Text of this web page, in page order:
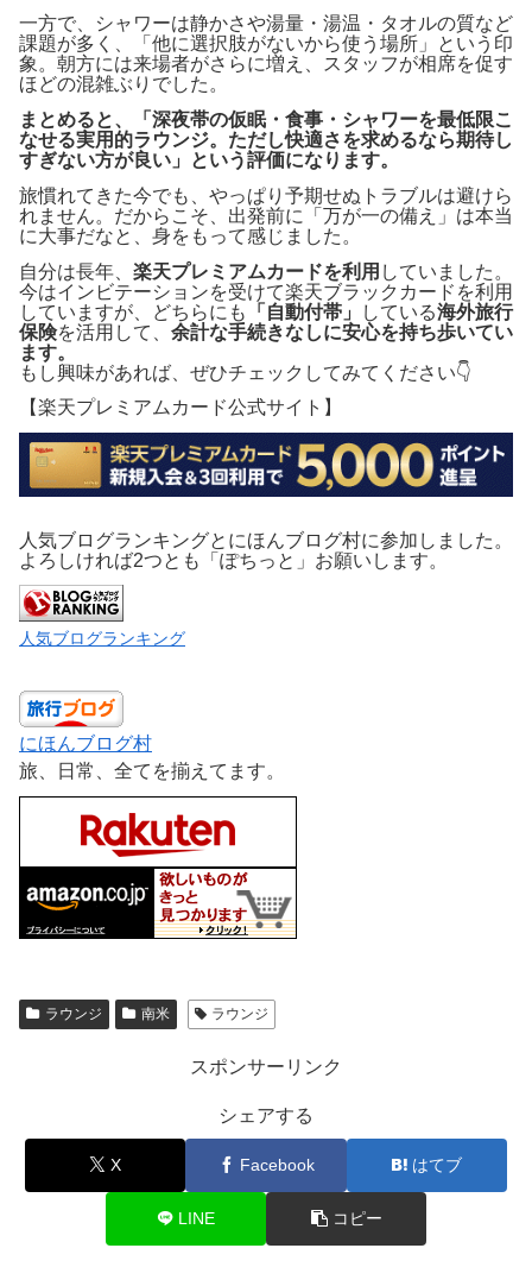
一方で、シャワーは静かさや湯量・湯温・タオルの質など
課題が多く、「他に選択肢がないから使う場所」という印
象。朝方には来場者がさらに増え、スタッフが相席を促す
ほどの混雑ぶりでした。
まとめると、「深夜帯の仮眠・食事・シャワーを最低限こ
なせる実用的ラウンジ。ただし快適さを求めるなら期待し
すぎない方が良い」という評価になります。
旅慣れてきた今でも、やっぱり予期せぬトラブルは避けら
れません。だからこそ、出発前に「万が一の備え」は本当
に大事だなと、身をもって感じました。
自分は長年、 楽天プレミアムカードを利用 していました。
今はインビテーションを受けて楽天ブラックカードを利用
していますが、どちらにも
「自動付帯」 している海外旅行
保険を活用して、 余計な手続きなしに安心を持ち歩いてい
ます。
もし興味があれば、ぜひチェックしてみてください👇
【楽天プレミアムカード公式サイト】
人気ブログランキングとにほんブログ村に参加しました。
よろしければ2つとも「ぽちっと」お願いします。
人気ブログランキング
にほんブログ村
旅、日常、全てを揃えてます。
ラウンジ 南米 ラウンジ
スポンサーリンク
シェアする
X Facebook はてブ
LINE コピー